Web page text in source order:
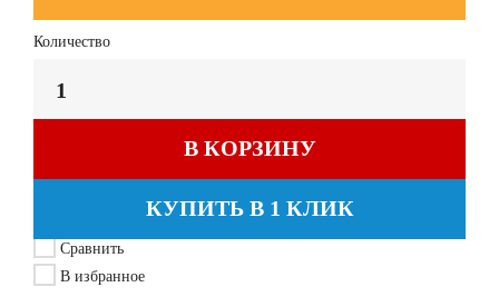
Количество
В КОРЗИНУ
КУПИТЬ В 1 КЛИК
Сравнить
В избранное